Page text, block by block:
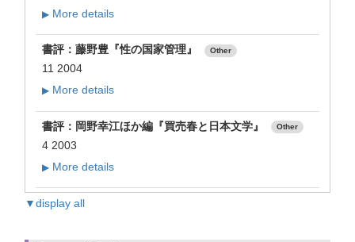
▶ More details
書評：藤野豊『性の国家管理』 Other
11 2004
▶ More details
書評：岡野幸江ほか編『買売春と日本文学』 Other
4 2003
▶ More details
▼display all